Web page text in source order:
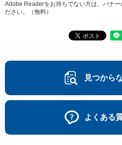
Adobe Readerをお持ちでない方は、バナ
ださい。（無料）
見つから
よくある